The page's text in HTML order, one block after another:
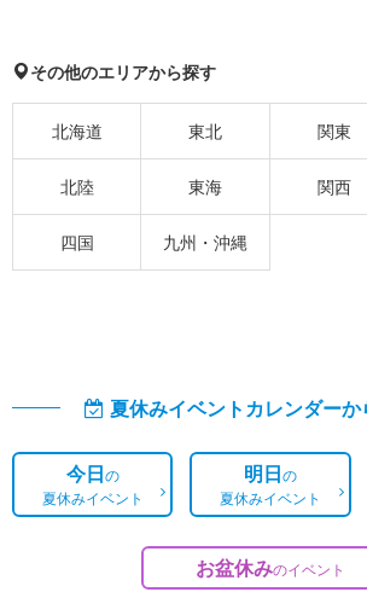
その他のエリアから探す
北海道 東北 関東
北陸 東海 関西
四国 九州・沖縄
夏休みイベントカレンダー
今日の
夏休みイベント
明日の
夏休みイベント
お盆休みのイベント